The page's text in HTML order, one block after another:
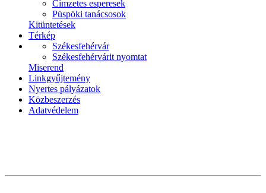
Címzetes esperesek
Püspöki tanácsosok
Kitüntetések
Térkép
Székesfehérvár
Székesfehérvárit nyomtat
Miserend
Linkgyűjtemény
Nyertes pályázatok
Közbeszerzés
Adatvédelem